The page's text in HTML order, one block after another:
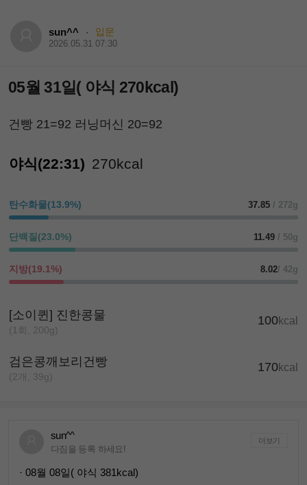
sun^^ · 입문
2026.05.31 07:30
05월 31일( 야식 270kcal)
건빵 21=92 러닝머신 20=92
야식(22:31) 270kcal
탄수화물(13.9%) 37.85 / 272g
단백질(23.0%) 11.49 / 50g
지방(19.1%) 8.02/ 42g
[소이퀸] 진한콩물
(1회, 200g)
100kcal
검은콩깨보리건빵
(2개, 39g)
170kcal
sun^^
다짐을 등록 하세요!
더보기
· 08월 08일( 야식 381kcal)